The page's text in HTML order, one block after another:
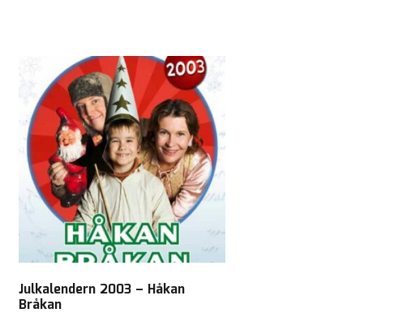
Julkalendern 2003 – Håkan
Bråkan